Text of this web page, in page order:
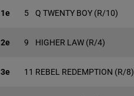
1e 5 Q TWENTY BOY (R/10)
2e 9 HIGHER LAW (R/4)
3e 11 REBEL REDEMPTION (R/8)